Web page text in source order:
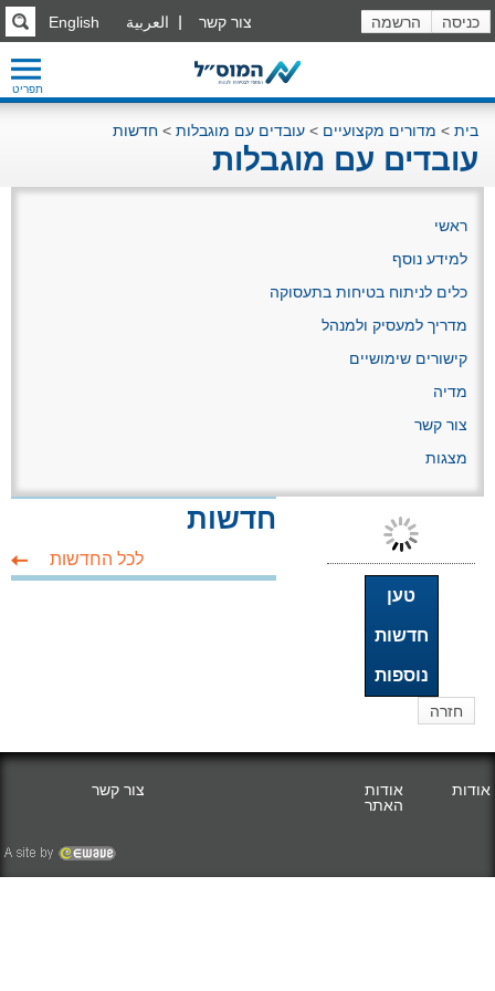
כניסה הרשמה English العربية צור קשר
תפריט
בית > מדורים מקצועיים > עובדים עם מוגבלות > חדשות
עובדים עם מוגבלות
ראשי
למידע נוסף
כלים לניתוח בטיחות בתעסוקה
מדריך למעסיק ולמנהל
קישורים שימושיים
מדיה
צור קשר
מצגות
טען
חדשות
נוספות
חזרה
חדשות
לכל החדשות
אודות
אודות
האתר
צור קשר